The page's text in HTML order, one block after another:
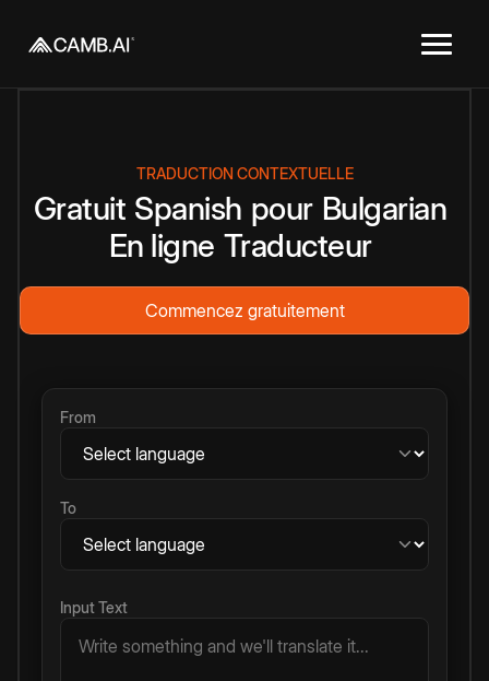
TRADUCTION CONTEXTUELLE
Gratuit Spanish pour Bulgarian
En ligne Traducteur
Commencez gratuitement
From
To
Input Text